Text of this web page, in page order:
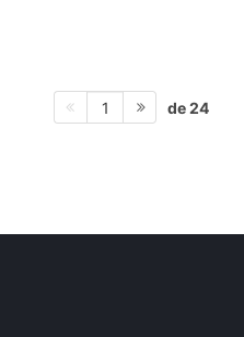
1 de 24